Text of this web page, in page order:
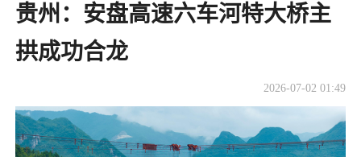
贵州：安盘高速六车河特大桥主
拱成功合龙
2026-07-02 01:49